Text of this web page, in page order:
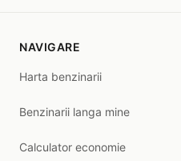
NAVIGARE
Harta benzinarii
Benzinarii langa mine
Calculator economie